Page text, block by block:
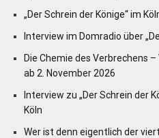
„Der Schrein der Könige“ im
Interview im Domradio über
Die Chemie des Verbrechens
ab 2. November 2026
Interview zu „Der Schrein der
Köln
Wer ist denn eigentlich der